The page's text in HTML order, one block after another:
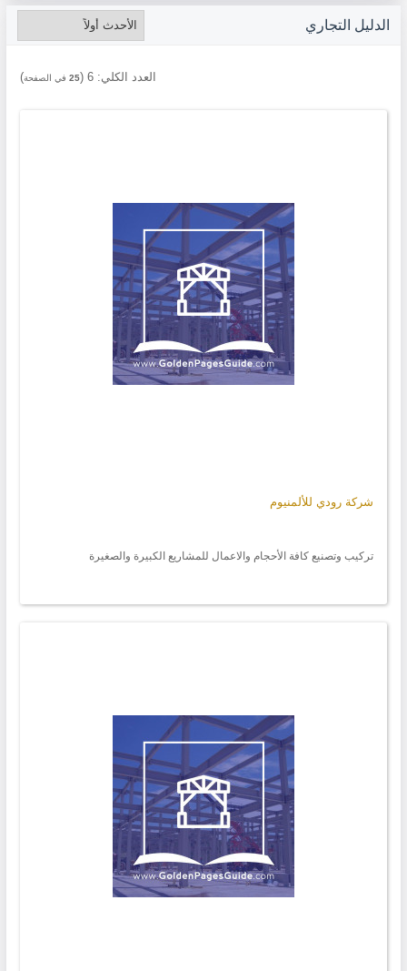
الدليل التجاري
العدد الكلي:6
(
25 في الصفحة)
شركة رودي للألمنيوم
تركيب وتصنيع كافة الأحجام والاعمال للمشاريع الكبيرة والصغيرة